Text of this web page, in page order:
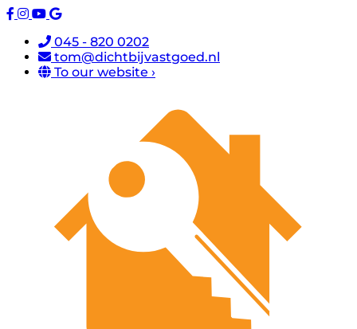
045 - 820 0202
tom@dichtbijvastgoed.nl
To our website ›